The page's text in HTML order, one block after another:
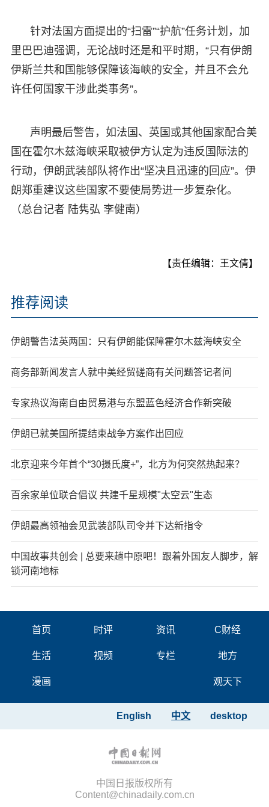
针对法国方面提出的“扫雷”“护航”任务计划，加
里巴巴迪强调，无论战时还是和平时期，“只有伊朗
伊斯兰共和国能够保障该海峡的安全，并且不会允
许任何国家干涉此类事务”。
声明最后警告，如法国、英国或其他国家配合美
国在霍尔木兹海峡采取被伊方认定为违反国际法的
行动，伊朗武装部队将作出“坚决且迅速的回应”。伊
朗郑重建议这些国家不要使局势进一步复杂化。
（总台记者 陆隽弘 李健南）
【责任编辑：王文倩】
推荐阅读
伊朗警告法英两国：只有伊朗能保障霍尔木兹海峡安全
商务部新闻发言人就中美经贸磋商有关问题答记者问
专家热议海南自由贸易港与东盟蓝色经济合作新突破
伊朗已就美国所提结束战争方案作出回应
北京迎来今年首个“30摄氏度+”，北方为何突然热起来？
百余家单位联合倡议 共建千星规模"太空云"生态
伊朗最高领袖会见武装部队司令并下达新指令
中国故事共创会 | 总要来趟中原吧！跟着外国友人脚步，解
锁河南地标
首页 时评 资讯 C财经
生活 视频 专栏 地方
漫画 观天下
desktop
中文
English
中国日报版权所有
Content@chinadaily.com.cn